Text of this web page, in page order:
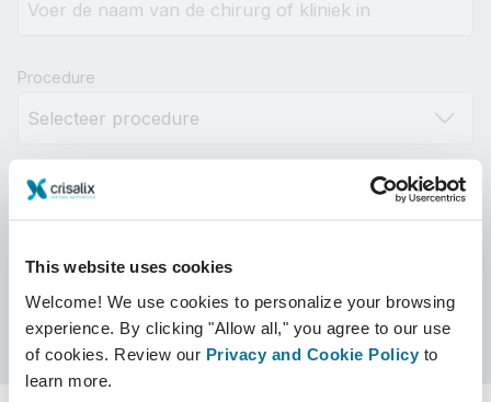
This website uses cookies
Welcome! We use cookies to personalize your browsing
experience. By clicking "Allow all," you agree to our use
of cookies. Review our Privacy and Cookie Policy to
learn more.
Procedure
Afstand
Crisalix-gecertificeerd Zoeken